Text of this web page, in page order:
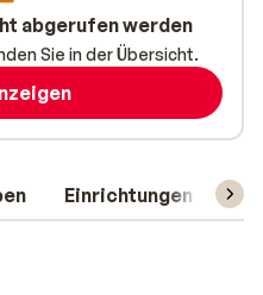
Einrichtungen
abgerufen werden
Sie in der Übersicht.